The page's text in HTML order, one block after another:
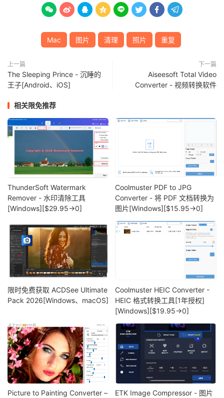
       
Mac 图片 清理 照片 重复
上一篇
The Sleeping Prince - 沉睡的
王子[Android、iOS]
下一篇
Aiseesoft Total Video
Converter - 视频转换软件
相关限免推荐
ThunderSoft Watermark
Remover - 水印清除工具
[Windows][$29.95→0]
Coolmuster PDF to JPG
Converter - 将 PDF 文档转换为
图片[Windows][$15.95→0]
限时免费获取 ACDSee Ultimate
Pack 2026[Windows、macOS]
Coolmuster HEIC Converter -
HEIC 格式转换工具[1年授权]
[Windows][$19.95→0]
Picture to Painting Converter –
ETK Image Compressor - 图片